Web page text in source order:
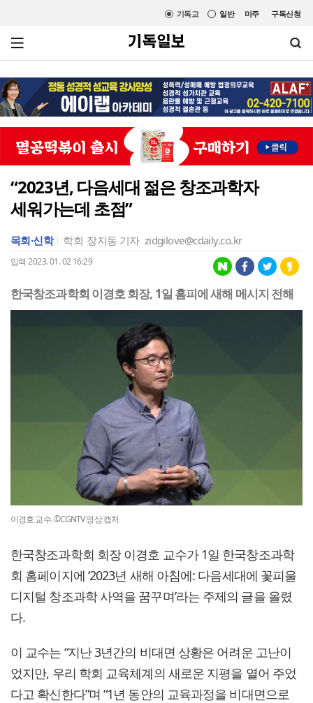
미주 구독신청
일반
기독교
“2023년, 다음세대 젊은 창조과학자
세워가는데 초점”
목회·신학 학회 장지동 기자 zidgilove@cdaily.co.kr
입력 2023. 01. 02 16:29
한국창조과학회 이경호 회장, 1일 홈피에 새해 메시지 전해
이경호 교수. ©CGNTV 영상 캡처
한국창조과학회 회장 이경호 교수가 1일 한국창조과학
회 홈페이지에 ‘2023년 새해 아침에: 다음세대에 꽃피울
디지털 창조과학 사역을 꿈꾸며’라는 주제의 글을 올렸
다.
이 교수는 “지난 3년간의 비대면 상황은 어려운 고난이
었지만, 우리 학회 교육체계의 새로운 지평을 열어 주었
다고 확신한다”며 “1년 동안의 교육과정을 비대면으로